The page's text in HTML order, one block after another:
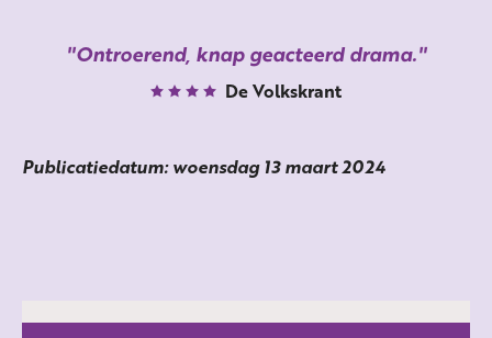
Ontroerend, knap geacteerd drama.
De Volkskrant
Publicatiedatum: woensdag 13 maart 2024